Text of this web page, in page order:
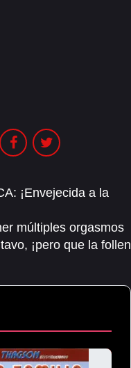
¡Envejecida a la
múltiples orgasmos
¡pero que la follen